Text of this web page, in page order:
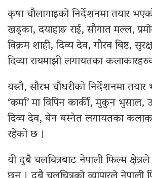
कृषा चौलागाइको निर्देशनमा तयार
खड्का, दयाहाङ राई, सौगात मल्ल,
विक्रम शाही, दिव्य देव, गौरव बिष्ट,
दिव्या रायमाझी लगायतका
यस्तै, सौरभ चौधरीको निर्देशनमा
‘कर्मा’ मा विपिन कार्की, मुकुन भुसाल,
दिव्य देव, बेन बस्नेत लगायतका
रहेको छ ।
यी दुबै चलचित्रबाट नेपाली फिल्म